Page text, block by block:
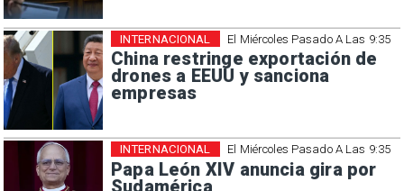
El Miércoles Pasado A Las 9:35
China restringe exportación de
drones a EEUU y sanciona
empresas
INTERNACIONAL
El Miércoles Pasado A Las 9:35
Papa León XIV anuncia gira por
Sudamérica
INTERNACIONAL